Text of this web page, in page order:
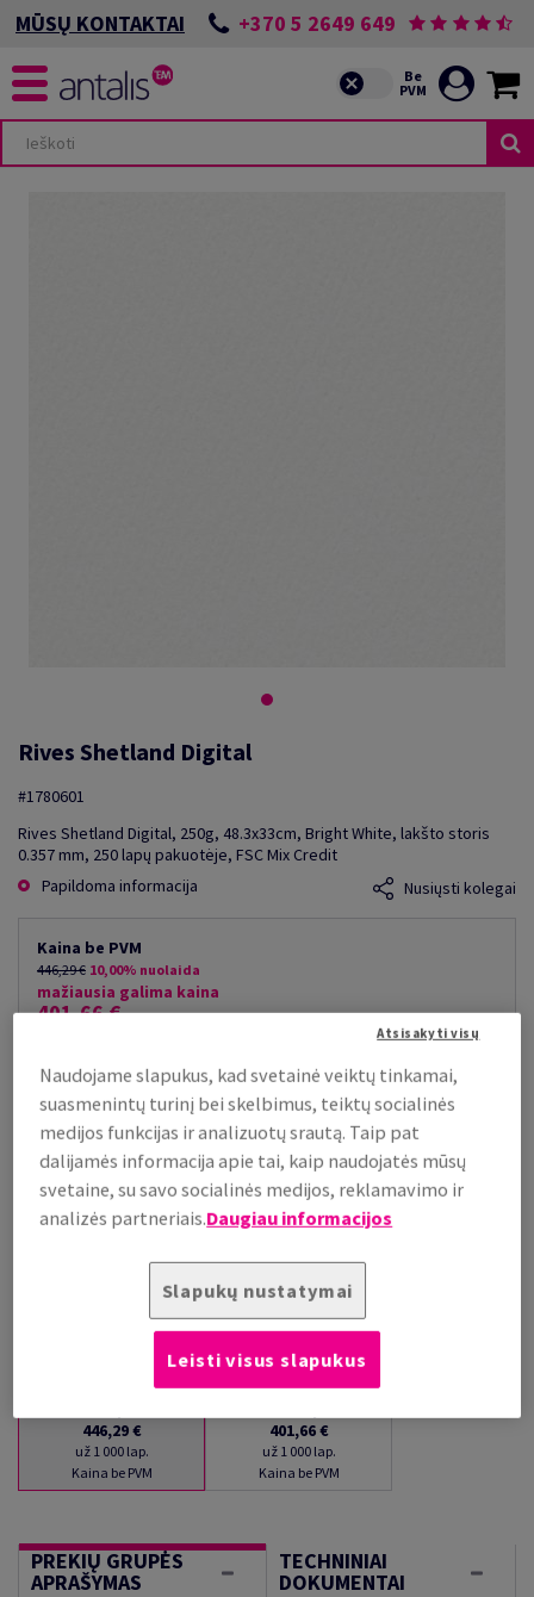
MŪSŲ KONTAKTAI +370 5 2649 649
Rives Shetland Digital
#1780601
Rives Shetland Digital, 250g, 48.3x33cm, Bright White, lakšto storis
0.357 mm, 250 lapų pakuotėje, FSC Mix Credit
Papildoma informacija
Nusiųsti kolegai
Kaina be PVM
446,29 € 10,00% nuolaida
mažiausia galima kaina
401,66 €
PALAIKOMA SANDĖLYJE
Kiekių palyginimas
lap.
−
446,29 €
už 1 000 lap.
Kaina be PVM
401,66 €
už 1 000 lap.
Kaina be PVM
PREKIŲ GRUPĖS
APRAŠYMAS
TECHNINIAI
DOKUMENTAI
Naudojame slapukus, kad svetainė veiktų tinkamai,
suasmenintų turinį bei skelbimus, teiktų socialinės
medijos funkcijas ir analizuotų srautą. Taip pat
dalijamės informacija apie tai, kaip naudojatės mūsų
svetaine, su savo socialinės medijos, reklamavimo ir
analizės partneriais.Daugiau informacijos
Slapukų nustatymai
Atsisakyti visų
Leisti visus slapukus